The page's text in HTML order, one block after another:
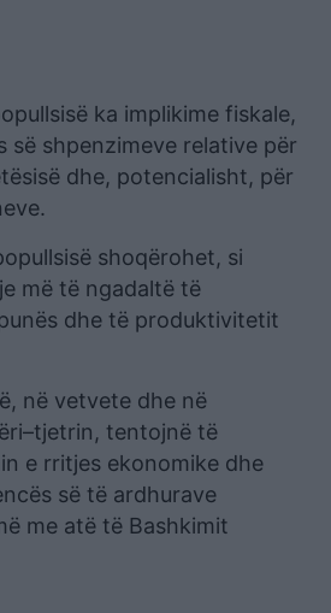
ka implikime fiskale,
së shpenzimeve relative për
dhe, potencialisht, për
shoqërohet, si
më të ngadaltë të
dhe të produktivitetit
në vetvete dhe në
tentojnë të
e rritjes ekonomike dhe
së të ardhurave
me atë të Bashkimit